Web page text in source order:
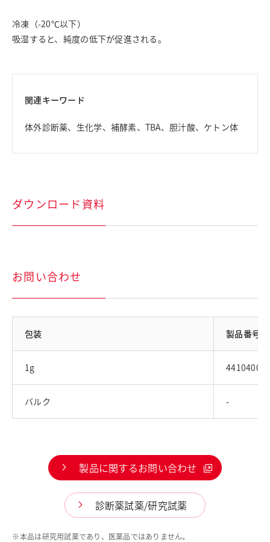
冷凍（-20℃以下）
吸湿すると、純度の低下が促進される。
関連キーワード
体外診断薬、生化学、補酵素、TBA、胆汁酸、ケトン体
ダウンロード資料
お問い合わせ
包装 製品番号
1g 44104001
バルク -
製品に関するお問い合わせ
診断薬試薬/研究試薬
※本品は研究用試薬であり、医薬品ではありません。